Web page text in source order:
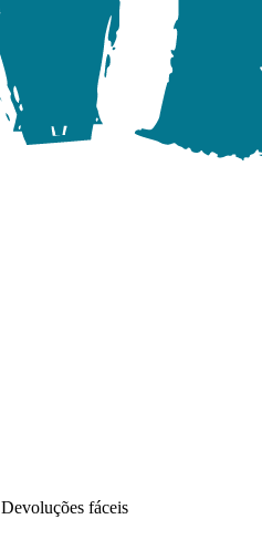
Devoluções fáceis